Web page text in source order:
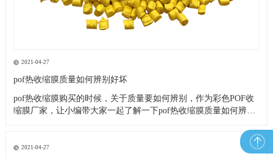
2021-04-27
pof热收缩膜质量如何辨别好坏
pof热收缩膜购买的时候，关于质量要如何辨别，作为彩色POF收
缩膜厂家，让小编带大家一起了解一下pof热收缩膜质量如何辨别
是先量薄膜长度L1，然后将薄膜浸放在120℃的甘油中1～2s，取
出后用冷水冷却，再测量长度L2式中Ll——为收
2021-04-27